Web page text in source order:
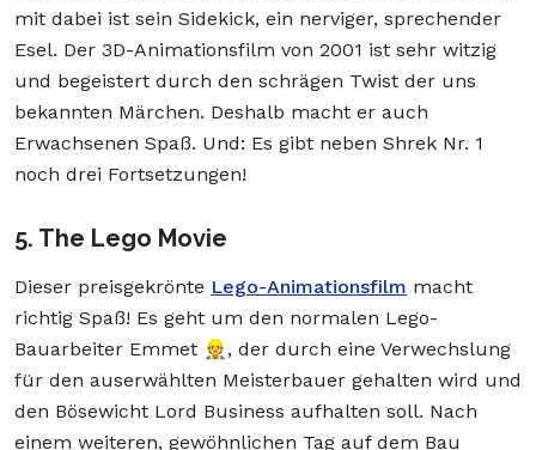
mit dabei ist sein Sidekick, ein nerviger, sprechender
Esel. Der 3D-Animationsfilm von 2001 ist sehr witzig
und begeistert durch den schrägen Twist der uns
bekannten Märchen. Deshalb macht er auch
Erwachsenen Spaß. Und: Es gibt neben Shrek Nr. 1
noch drei Fortsetzungen!
5. The Lego Movie
Dieser preisgekrönte Lego-Animationsfilm macht
richtig Spaß! Es geht um den normalen Lego-
Bauarbeiter Emmet 👷, der durch eine Verwechslung
für den auserwählten Meisterbauer gehalten wird und
den Bösewicht Lord Business aufhalten soll. Nach
einem weiteren, gewöhnlichen Tag auf dem Bau